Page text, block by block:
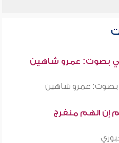
بصوت: عمرو شاهين
عمرو شاهين
إن الهم منفرج